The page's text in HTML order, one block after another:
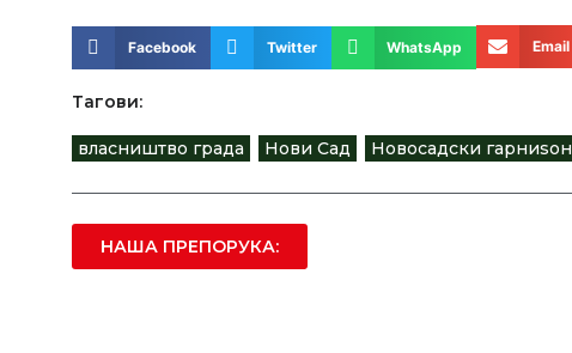
Facebook Twitter WhatsApp Email
Тагови:
власништво града Нови Сад Новосадски гарниѕон
НАША ПРЕПОРУКА: